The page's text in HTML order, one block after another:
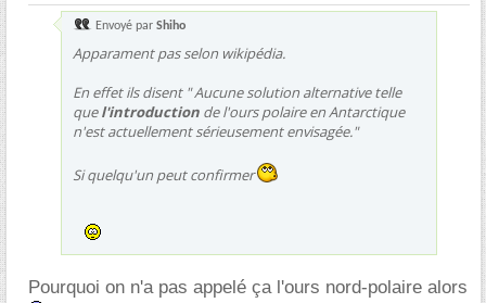
Envoyé par Shiho
Apparament pas selon wikipédia.
En effet ils disent " Aucune solution alternative telle
quel'introduction de l'ours polaire en Antarctique
n'est actuellement sérieusement envisagée."
Si quelqu'un peut confirmer
Pourquoi on n'a pas appelé ça l'ours nord-polaire alors